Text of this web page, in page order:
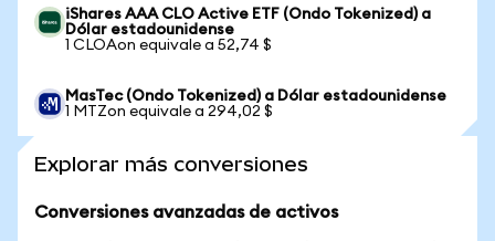
iShares AAA CLO Active ETF (Ondo Tokenized) a
Dólar estadounidense
1 CLOAon equivale a 52,74 $
MasTec (Ondo Tokenized) a Dólar estadounidense
1 MTZon equivale a 294,02 $
Explorar más conversiones
Conversiones avanzadas de activos